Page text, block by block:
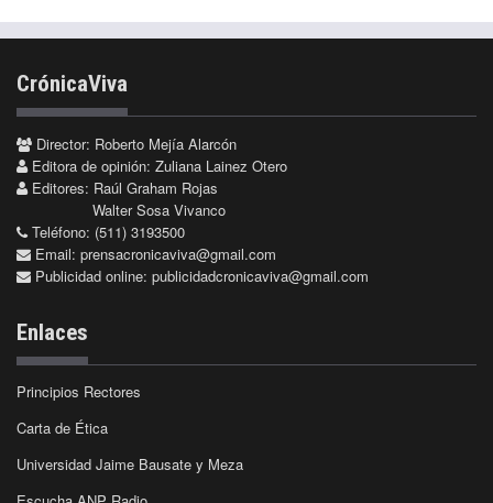
CrónicaViva
Director: Roberto Mejía Alarcón
Editora de opinión: Zuliana Lainez Otero
Editores: Raúl Graham Rojas
Walter Sosa Vivanco
Teléfono: (511) 3193500
Email: prensacronicaviva@gmail.com
Publicidad online: publicidadcronicaviva@gmail.com
Enlaces
Principios Rectores
Carta de Ética
Universidad Jaime Bausate y Meza